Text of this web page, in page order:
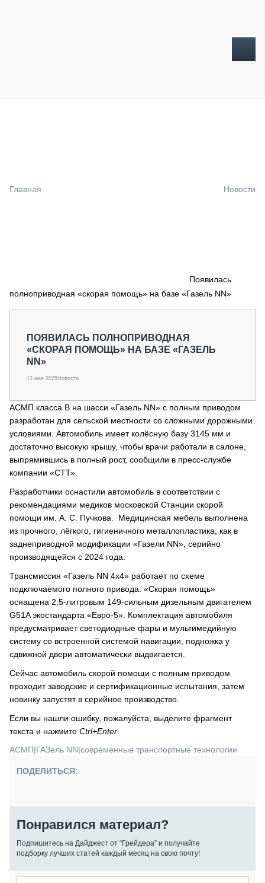
СПЕЦПРОЕКТЫ
О ПРОЕКТЕ
Главная Новости
Появилась
полноприводная «скорая помощь» на базе «Газель NN»
ПОЯВИЛАСЬ ПОЛНОПРИВОДНАЯ
«СКОРАЯ ПОМОЩЬ» НА БАЗЕ «ГАЗЕЛЬ
NN»
13 мая 2025Новости
АСМП класса B на шасси «Газель NN» с полным приводом
разработан для сельской местности со сложными дорожными
условиями. Автомобиль имеет колёсную базу 3145 мм и
достаточно высокую крышу, чтобы врачи работали в салоне,
выпрямившись в полный рост, сообщили в пресс-службе
компании «СТТ».
Разработчики оснастили автомобиль в соответствии с
рекомендациями медиков московской Станции скорой
помощи им. А. С. Пучкова. Медицинская мебель выполнена
из прочного, лёгкого, гигиеничного металлопластика, как в
заднеприводной модификации «Газели NN», серийно
производящейся с 2024 года.
Трансмиссия «Газель NN 4х4» работает по схеме
подключаемого полного привода. «Скорая помощь»
оснащена 2,5-литровым 149-сильным дизельным двигателем
G51A экостандарта «Евро-5». Комплектация автомобиля
предусматривает светодиодные фары и мультимедийную
систему со встроенной системой навигации, подножка у
сдвижной двери автоматически выдвигается.
Сейчас автомобиль скорой помощи с полным приводом
проходит заводские и сертификационные испытания, затем
новинку запустят в серийное производство.
Если вы нашли ошибку, пожалуйста, выделите фрагмент
текста и нажмите Ctrl+Enter
АСМП|ГАЗель NN|современные транспортные технологии
ПОДЕЛИТЬСЯ:
Понравился материал?
Подпишитесь на Дайджест от “Грейдера” и получайте
подборку лучших статей каждый месяц на свою почту!